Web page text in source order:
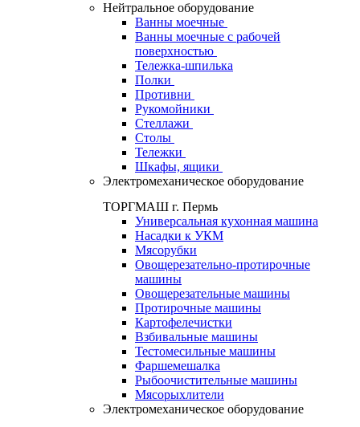
Нейтральное оборудование
Ванны моечные
Ванны моечные с рабочей
поверхностью
Тележка-шпилька
Полки
Противни
Рукомойники
Стеллажи
Столы
Тележки
Шкафы, ящики
Электромеханическое оборудование
ТОРГМАШ г. Пермь
Универсальная кухонная машина
Насадки к УКМ
Мясорубки
Овощерезательно-протирочные
машины
Овощерезательные машины
Протирочные машины
Картофелечистки
Взбивальные машины
Тестомесильные машины
Фаршемешалка
Рыбоочистительные машины
Мясорыхлители
Электромеханическое оборудование